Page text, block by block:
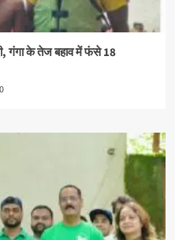
गंगा के तेज बहाव में फंसे 18
0